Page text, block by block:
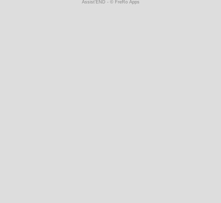
Assist'END - © FreRo Apps